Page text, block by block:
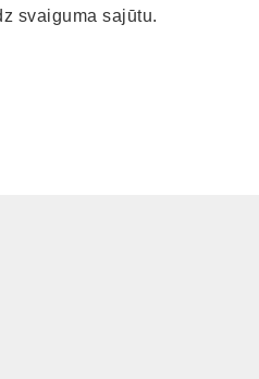
svaiguma sajūtu.